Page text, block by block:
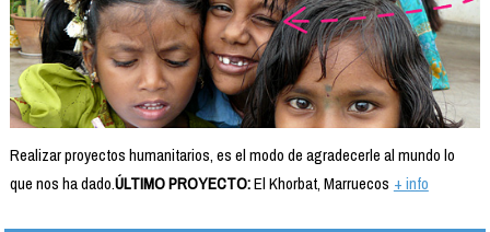
Realizar proyectos humanitarios, es el modo de agradecerle al mundo lo
que nos ha dado.ÚLTIMO PROYECTO:El Khorbat, Marruecos + info